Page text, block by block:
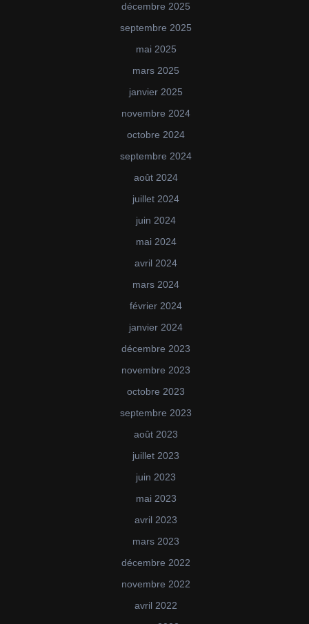
décembre 2025
septembre 2025
mai 2025
mars 2025
janvier 2025
novembre 2024
octobre 2024
septembre 2024
août 2024
juillet 2024
juin 2024
mai 2024
avril 2024
mars 2024
février 2024
janvier 2024
décembre 2023
novembre 2023
octobre 2023
septembre 2023
août 2023
juillet 2023
juin 2023
mai 2023
avril 2023
mars 2023
décembre 2022
novembre 2022
avril 2022